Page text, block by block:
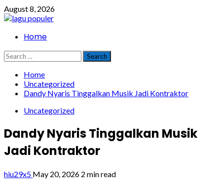
Skip
to
August 8, 2026
PrimaryHome
Search
for:
Home
Uncategorized
Dandy Nyaris Tinggalkan Musik Jadi Kontraktor
Uncategorized
Dandy Nyaris Tinggalkan Musik
Jadi Kontraktor
hiu29x5 May 20, 2026 2 min read